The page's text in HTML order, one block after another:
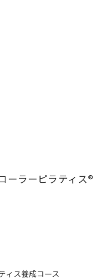
ラーピラティス
ィス養成コース